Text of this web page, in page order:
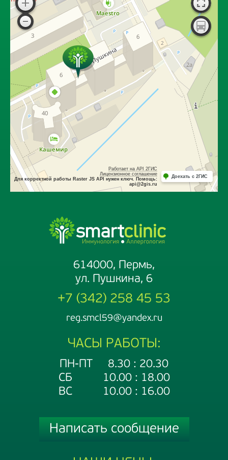
614000, Пермь,
ул. Пушкина, 6
+7 (342) 258 45 53
reg.smcl59@yandex.ru
ЧАСЫ РАБОТЫ:
ПН-ПТ 8.30 : 20.30
СБ 10.00 : 18.00
ВС 10.00 : 16.00
Написать сообщение